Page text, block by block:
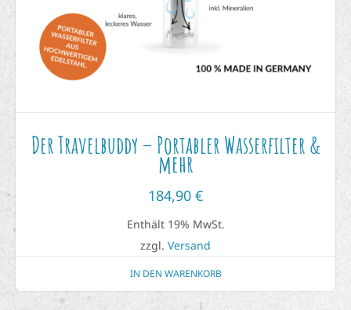
Der Travelbuddy – Portabler Wasserfilter &
mehr
184,90 €
Enthält 19% MwSt.
zzgl. Versand
IN DEN WARENKORB